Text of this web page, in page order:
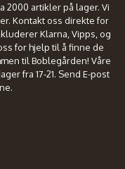
2000 artikler på lager. Vi
Kontakt oss direkte for
Klarna, Vipps, og
for hjelp til å finne de
til Boblegården! Våre
fra 17-21. Send E-post